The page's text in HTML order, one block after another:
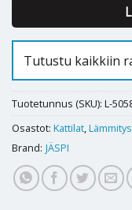
Tutustu kaikkiin
Tuotetunnus (SKU): L-
Osastot: Kattilat
Brand: JÄSPI